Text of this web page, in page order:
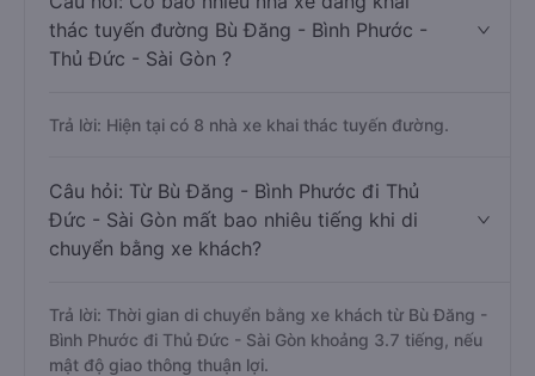
thác tuyến đường Bù Đăng - Bình Phước -
Thủ Đức - Sài Gòn ?
Trả lời: Hiện tại có 8 nhà xe khai thác tuyến đường.
Câu hỏi: Từ Bù Đăng - Bình Phước đi Thủ
Đức - Sài Gòn mất bao nhiêu tiếng khi di
chuyển bằng xe khách?
Trả lời: Thời gian di chuyển bằng xe khách từ Bù Đăng -
Bình Phước đi Thủ Đức - Sài Gòn khoảng 3.7 tiếng, nếu
mật độ giao thông thuận lợi.